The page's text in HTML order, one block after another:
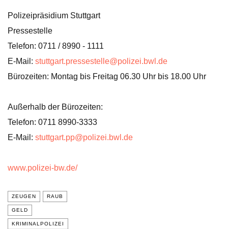
Polizeipräsidium Stuttgart
Pressestelle
Telefon: 0711 / 8990 - 1111
E-Mail: stuttgart.pressestelle@polizei.bwl.de
Bürozeiten: Montag bis Freitag 06.30 Uhr bis 18.00 Uhr
Außerhalb der Bürozeiten:
Telefon: 0711 8990-3333
E-Mail: stuttgart.pp@polizei.bwl.de
www.polizei-bw.de/
ZEUGEN RAUB
GELD
KRIMINALPOLIZEI